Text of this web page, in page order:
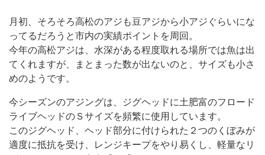
月初、そろそろ高松のアジも豆アジから小アジぐらいにな
ってるだろうと市内の実績ポイントを周回。
今年の高松アジは、水深がある程度取れる場所では魚は出
てくれますが、まとまった数が出ないのと、サイズも小さ
めのようです。
今シーズンのアジングは、ジグヘッドに土肥富のフロード
ライブヘッドのＳサイズを頻繁に使用しています。
このジグヘッド、ヘッド部分に付けられた２つのくぼみが
適度に抵抗を受け、レンジキープをやり易くし、軽量なリ